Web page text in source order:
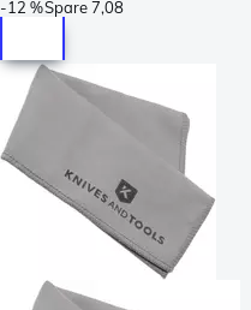
-12 %Spare7,08